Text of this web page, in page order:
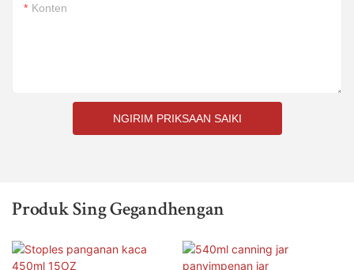
Konten
NGIRIM PRIKSAAN SAIKI
Produk Sing Gegandhengan